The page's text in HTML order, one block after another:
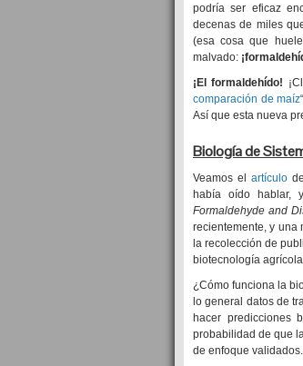
podría ser eficaz
decenas de miles
(esa cosa que
malvado:
¡El formaldehído!
comparación de maíz
Así que esta nueva
Biología de
Veamos elartículo
había oído hablar,
Formaldehyde and
recientemente, y una
la recolección de
biotecnología
¿Cómo funciona la
lo general datos de
hacer predicciones
probabilidad de que
de enfoque validados.